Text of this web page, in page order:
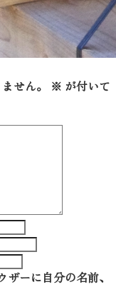
せん。
※ が付いて
ーに自分の名前、